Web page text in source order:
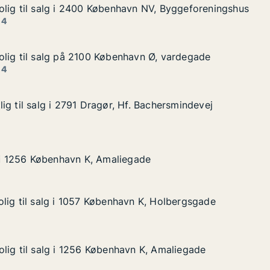
NV, Byggeforeningshus
2400 København NV, Byggeforeningshus
til salg i 2400 København NV, Byggeforeningshus
til salg i 2400 København NV, Byggeforeningshus
Ø, vardegade
2100 København Ø, vardegade
til salg på 2100 København Ø, vardegade
til salg på 2100 København Ø, vardegade
Dragør, Hf. Bachersmindevej
til salg i 2791 Dragør, Hf. Bachersmindevej
til salg i 2791 Dragør, Hf. Bachersmindevej
K, Amaliegade
København K, Amaliegade
København K, Amaliegade
Holbergsgade
1057 København K, Holbergsgade
til salg i 1057 København K, Holbergsgade
til salg i 1057 København K, Holbergsgade
K, Amaliegade
1256 København K, Amaliegade
til salg i 1256 København K, Amaliegade
til salg i 1256 København K, Amaliegade